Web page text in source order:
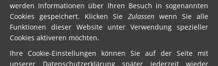
werden Informationen über Ihren Besuch in sogenannten
Cookies gespeichert. Klicken Sie Zulassenwenn Sie alle
Funktionen dieser Website unter Verwendung spezieller
Cookies aktiveren möchten.
Ihre Cookie-Einstellungen können Sie auf der Seite mit
unserer Datenschutzerklärung später jederzeit wieder